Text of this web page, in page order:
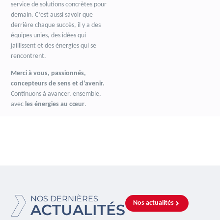
service de solutions concrètes pour
demain. C’est aussi savoir que
derrière chaque succès, il y a des
équipes unies, des idées qui
jaillissent et des énergies qui se
rencontrent.
Merci à vous, passionnés,
concepteurs de sens et d’avenir.
Continuons à avancer, ensemble,
avec les énergies au cœur.
NOS DERNIÈRES
ACTUALITÉS Nos actualités